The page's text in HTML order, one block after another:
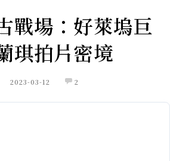
戰場：好萊塢巨
琪拍片密境
2023-03-12 2